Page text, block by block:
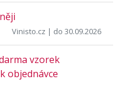
Vinisto.cz | do 30.09.2026
vzorek
objednávce